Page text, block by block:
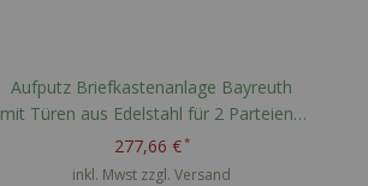
Aufputz Briefkastenanlage Bayreuth
mit Türen aus Edelstahl für 2 Parteien -
Waagerecht liegend - RAL nach Wahl
277,66 €
inkl. Mwst zzgl.Versand